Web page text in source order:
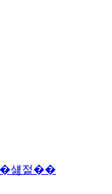
�섏젙��